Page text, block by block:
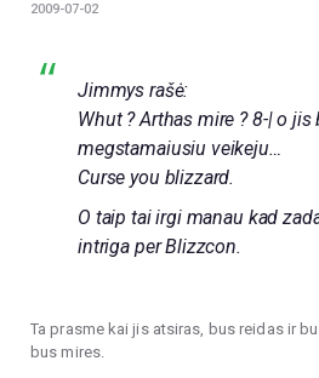
2009-07-02
Jimmys rašė:
Whut ? Arthas mire ? 8-| o
megstamaiusiu veikeju…
Curse you blizzard.
O taip tai irgi manau kad
intriga per Blizzcon.
Ta prasme kai jis atsiras, bus reidas ir
bus mires.